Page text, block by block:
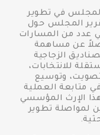
المجلس في تطوير
المجلس حول
مهماً في عدد من المسارات
عن مساهمة
الزجاجية
للانتخابات،
وتوسيع
متابعة العملية
الإرث المؤسسي
لمواصلة تطوير